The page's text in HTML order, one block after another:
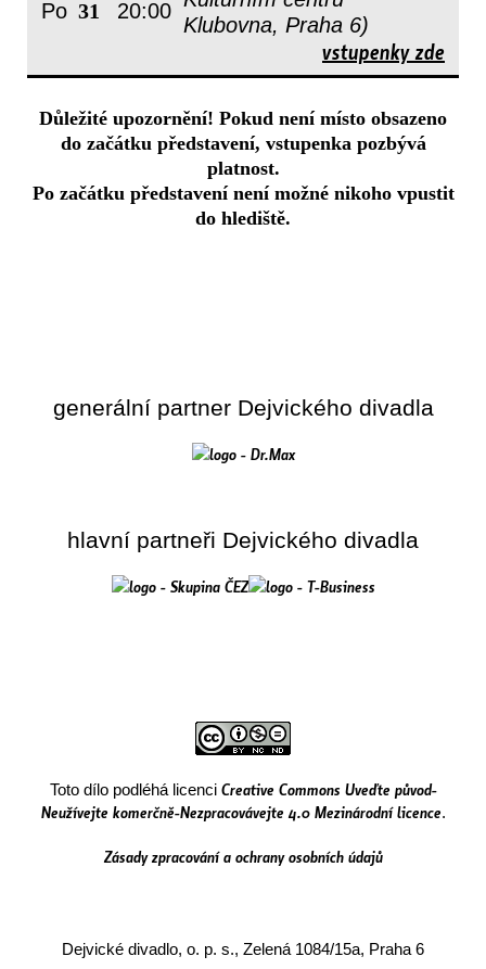
Po 31 20:00
Klubovna, Praha 6)
vstupenky zde
Důležité upozornění! Pokud není místo obsazeno
do začátku představení, vstupenka pozbývá
platnost.
Po začátku představení není možné nikoho vpustit
do hlediště.
generální partner Dejvického divadla
hlavní partneři Dejvického divadla
Toto dílo podléhá licenci Creative Commons Uveďte původ-
Neužívejte komerčně-Nezpracovávejte 4.0 Mezinárodní licence.
Zásady zpracování a ochrany osobních údajů
Dejvické divadlo, o. p. s., Zelená 1084/15a, Praha 6